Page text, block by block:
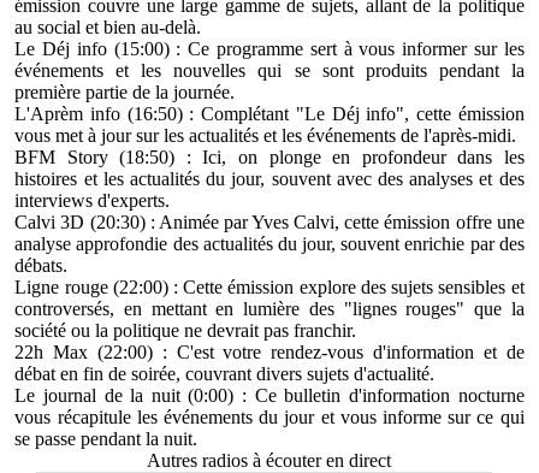
émission couvre une large gamme de sujets, allant de la politique
au social et bien au-delà.
Le Déj info (15:00) : Ce programme sert à vous informer sur les
événements et les nouvelles qui se sont produits pendant la
première partie de la journée.
L'Aprèm info (16:50) : Complétant "Le Déj info", cette émission
vous met à jour sur les actualités et les événements de l'après-midi.
BFM Story (18:50) : Ici, on plonge en profondeur dans les
histoires et les actualités du jour, souvent avec des analyses et des
interviews d'experts.
Calvi 3D (20:30) : Animée par Yves Calvi, cette émission offre une
analyse approfondie des actualités du jour, souvent enrichie par des
débats.
Ligne rouge (22:00) : Cette émission explore des sujets sensibles et
controversés, en mettant en lumière des "lignes rouges" que la
société ou la politique ne devrait pas franchir.
22h Max (22:00) : C'est votre rendez-vous d'information et de
débat en fin de soirée, couvrant divers sujets d'actualité.
Le journal de la nuit (0:00) : Ce bulletin d'information nocturne
vous récapitule les événements du jour et vous informe sur ce qui
se passe pendant la nuit.
Autres radios à écouter en direct